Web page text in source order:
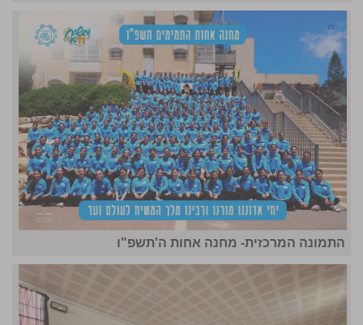
התמונה המרכזית- מחנה אחות ה'תשפ"ו